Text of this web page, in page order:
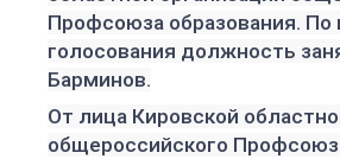
Профсоюза образования. По
голосования должность
Барминов.
От лица Кировской
общероссийского